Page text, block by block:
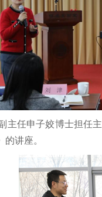
任申子姣博士担任
讲座。